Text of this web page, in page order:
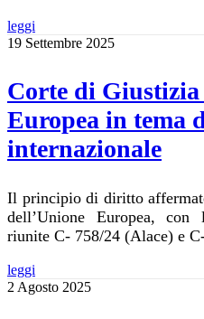
leggi
19 Settembre 2025
Corte di Giustizia
Europea in tema
internazionale
Il principio di diritto
dell’Unione Europea, con
riunite C- 758/24 (Alace) e
leggi
2 Agosto 2025